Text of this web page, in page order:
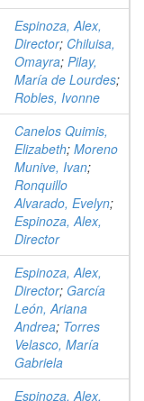
Espinoza, Alex,
Director; Chiluisa,
Omayra; Pilay,
María de Lourdes;
Robles, Ivonne
Canelos Quimis,
Elizabeth; Moreno
Munive, Ivan;
Ronquillo
Alvarado, Evelyn;
Espinoza, Alex,
Director
Espinoza, Alex,
Director; García
León, Ariana
Andrea; Torres
Velasco, María
Gabriela
Espinoza, Alex,